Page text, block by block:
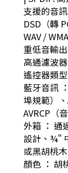
支援的音
DSD（轉
WAV / WMA
重低音輸
高通濾波器
遙控器類
藍牙音訊
埠規範）
AVRCP（
外箱 ： 通
設計、¾"
或黑胡桃
顏色 ： 胡